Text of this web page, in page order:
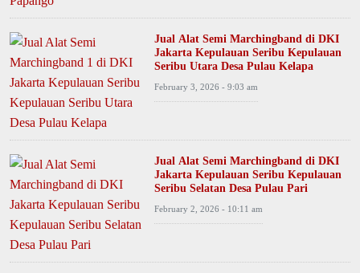
Jual Alat Semi Marchingband di DKI
Jakarta Kepulauan Seribu Kepulauan
Seribu Utara Desa Pulau Kelapa
February 3, 2026 - 9:03 am
Jual Alat Semi Marchingband di DKI
Jakarta Kepulauan Seribu Kepulauan
Seribu Selatan Desa Pulau Pari
February 2, 2026 - 10:11 am